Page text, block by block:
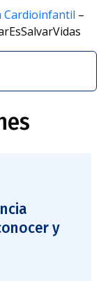
Cardioinfantil –
y